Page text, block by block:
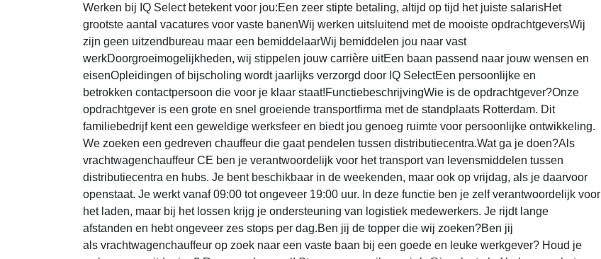
Werken bij IQ Select betekent voor jou:Een zeer stipte betaling, altijd op tijd het juiste salarisHet
grootste aantal vacatures voor vaste banenWij werken uitsluitend met de mooiste opdrachtgeversWij
zijn geen uitzendbureau maar een bemiddelaarWij bemiddelen jou naar vast
werkDoorgroeimogelijkheden, wij stippelen jouw carrière uitEen baan passend naar jouw wensen en
eisenOpleidingen of bijscholing wordt jaarlijks verzorgd door IQ SelectEen persoonlijke en
betrokken contactpersoon die voor je klaar staat!FunctiebeschrijvingWie is de opdrachtgever?Onze
opdrachtgever is een grote en snel groeiende transportfirma met de standplaats Rotterdam. Dit
familiebedrijf kent een geweldige werksfeer en biedt jou genoeg ruimte voor persoonlijke ontwikkeling.
We zoeken een gedreven chauffeur die gaat pendelen tussen distributiecentra.Wat ga je doen?Als
vrachtwagenchauffeur CE ben je verantwoordelijk voor het transport van levensmiddelen tussen
distributiecentra en hubs. Je bent beschikbaar in de weekenden, maar ook op vrijdag, als je daarvoor
openstaat. Je werkt vanaf 09:00 tot ongeveer 19:00 uur. In deze functie ben je zelf verantwoordelijk voor
het laden, maar bij het lossen krijg je ondersteuning van logistiek medewerkers. Je rijdt lange
afstanden en hebt ongeveer zes stops per dag.Ben jij de topper die wij zoeken?Ben jij
als vrachtwagenchauffeur op zoek naar een vaste baan bij een goede en leuke werkgever? Houd je